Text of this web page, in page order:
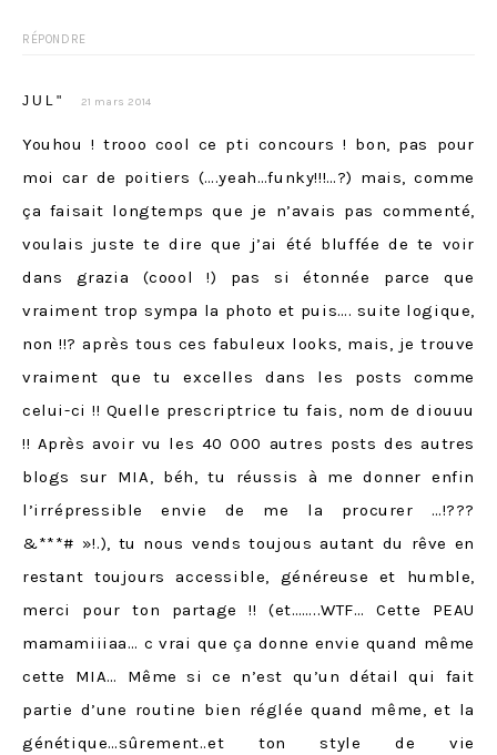
RÉPONDRE
JUL" 21 mars 2014
Youhou ! trooo cool ce pti concours ! bon, pas pour
moi car de poitiers (….yeah…funky!!!…?) mais, comme
ça faisait longtemps que je n’avais pas commenté,
voulais juste te dire que j’ai été bluffée de te voir
dans grazia (coool !) pas si étonnée parce que
vraiment trop sympa la photo et puis…. suite logique,
non !!? après tous ces fabuleux looks, mais, je trouve
vraiment que tu excelles dans les posts comme
celui-ci !! Quelle prescriptrice tu fais, nom de diouuu
!! Après avoir vu les 40 000 autres posts des autres
blogs sur MIA, béh, tu réussis à me donner enfin
l’irrépressible envie de me la procurer …!???
&***# »!.), tu nous vends toujous autant du rêve en
restant toujours accessible, généreuse et humble,
merci pour ton partage !! (et……..WTF… Cette PEAU
mamamiiiaa… c vrai que ça donne envie quand même
cette MIA… Même si ce n’est qu’un détail qui fait
partie d’une routine bien réglée quand même, et la
génétique…sûrement..et ton style de vie